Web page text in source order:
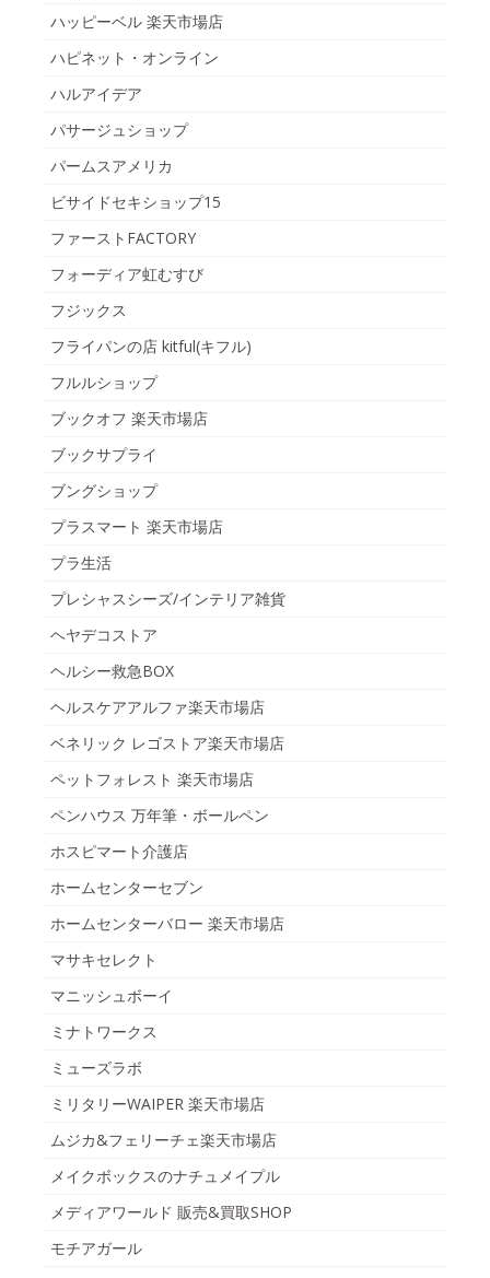
ハッピーベル 楽天市場店
ハピネット・オンライン
ハルアイデア
パサージュショップ
パームスアメリカ
ビサイドセキショップ15
ファーストFACTORY
フォーディア虹むすび
フジックス
フライパンの店 kitful(キフル)
フルルショップ
ブックオフ 楽天市場店
ブックサプライ
ブングショップ
プラスマート 楽天市場店
プラ生活
プレシャスシーズ/インテリア雑貨
ヘヤデコストア
ヘルシー救急BOX
ヘルスケアアルファ楽天市場店
ベネリック レゴストア楽天市場店
ペットフォレスト 楽天市場店
ペンハウス 万年筆・ボールペン
ホスピマート介護店
ホームセンターセブン
ホームセンターバロー 楽天市場店
マサキセレクト
マニッシュボーイ
ミナトワークス
ミューズラボ
ミリタリーWAIPER 楽天市場店
ムジカ&フェリーチェ楽天市場店
メイクボックスのナチュメイプル
メディアワールド 販売&買取SHOP
モチアガール